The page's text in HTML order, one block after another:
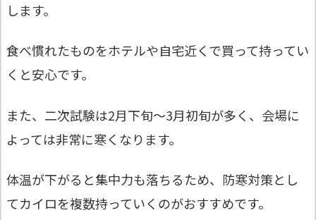
します。
食べ慣れたものをホテルや自宅近くで買って持ってい
くと安心です。
また、二次試験は2月下旬〜3月初旬が多く、会場に
よっては非常に寒くなります。
体温が下がると集中力も落ちるため、防寒対策とし
てカイロを複数持っていくのがおすすめです。